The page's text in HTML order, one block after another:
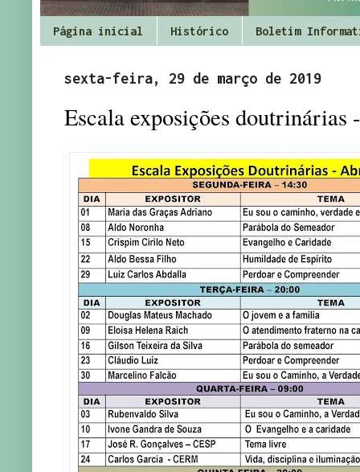
Página inicial Histórico Boletim
sexta-feira, 29 de março de 2019
Escala exposições